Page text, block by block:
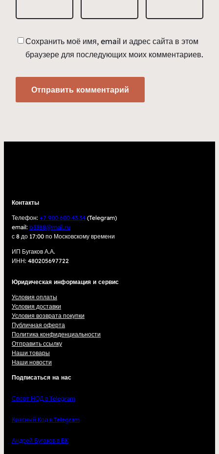
Сохранить моё имя, email и адрес сайта в этом
браузере для последующих моих комментариев.
Контакты
Телефон: +7 900 600 43 34 (Telegram)
email: b3388@mail.ru
с 8 до 17:00 по Московскому времени
ИП Бугаков А.А.
ИНН: 480205697722
Юридическая информация и сервис
Условия оплаты
Условия доставки
Условия возврата покупки
Публичная оферта
Политика конфиденциальности
Отправить ссылку
Наши товары
Наши новости
Подписаться на нас
Спорт НОД в Telegram
Красный Код в Telegram
Андрей Бугаков в ВК